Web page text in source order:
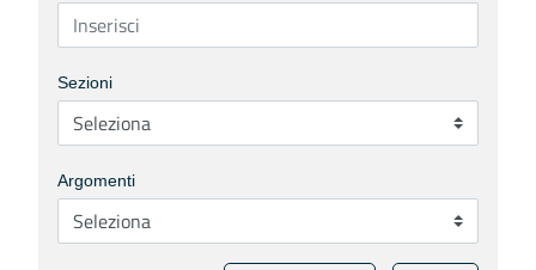
Sezioni
Argomenti